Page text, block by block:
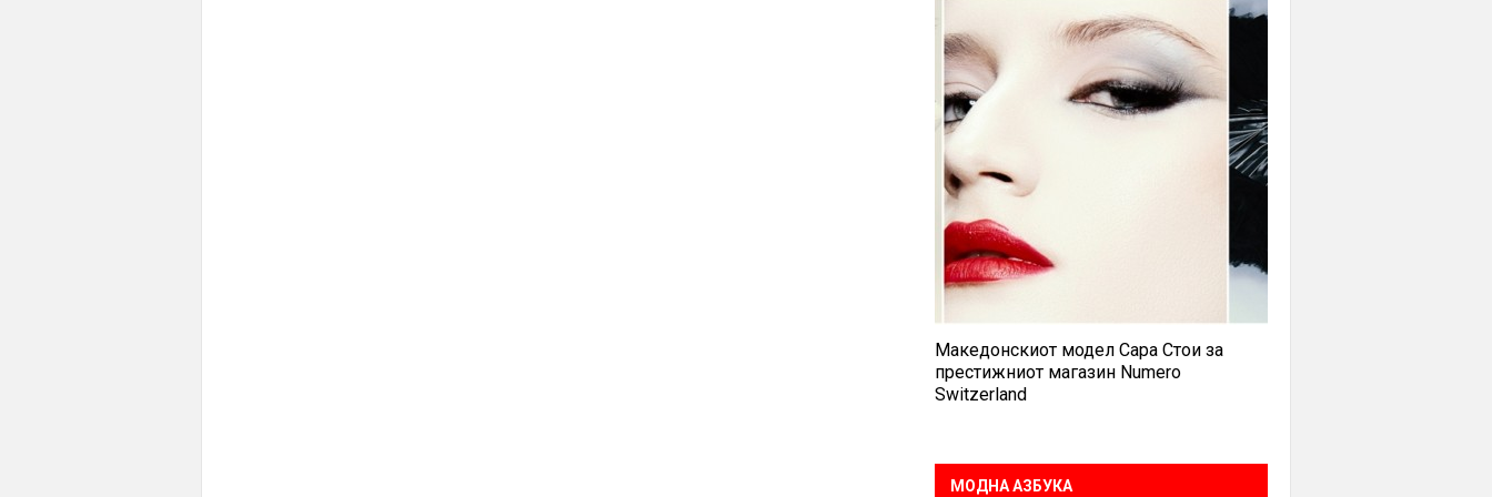
Македонскиот модел Сара Стои за
престижниот магазин Numero
Switzerland
МОДНА АЗБУКА